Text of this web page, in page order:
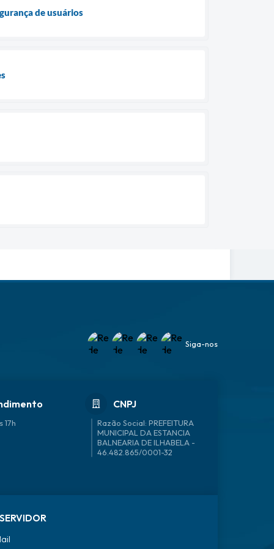
de usuários
17h
CNPJ
46.482.865/0001-32
Siga-nos
SERVIDOR